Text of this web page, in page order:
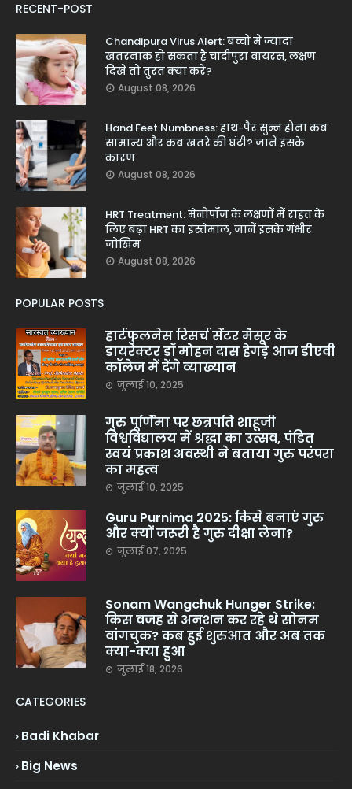
RECENT-POST
Chandipura Virus Alert: बच्चों में ज्यादा
खतरनाक हो सकता है चांदीपुरा वायरस, लक्षण
दिखें तो तुरंत क्या करें?
August 08, 2026
Hand Feet Numbness: हाथ-पैर सुन्न होना कब
सामान्य और कब खतरे की घंटी? जानें इसके
कारण
August 08, 2026
HRT Treatment: मेनोपॉज के लक्षणों में राहत के
लिए बढ़ा HRT का इस्तेमाल, जानें इसके गंभीर
जोखिम
August 08, 2026
POPULAR POSTS
हार्टफुलनेस रिसर्च सेंटर मैसूर के
डायरेक्टर डॉ मोहन दास हेगड़े आज डीएवी
कॉलेज में देंगे व्याख्यान
जुलाई 10, 2025
गुरु पूर्णिमा पर छत्रपति शाहूजी
विश्वविद्यालय में श्रद्धा का उत्सव, पंडित
स्वयं प्रकाश अवस्थी ने बताया गुरु परंपरा
का महत्व
जुलाई 10, 2025
Guru Purnima 2025: किसे बनाएं गुरु
और क्यों जरूरी है गुरु दीक्षा लेना?
जुलाई 07, 2025
Sonam Wangchuk Hunger Strike:
किस वजह से अनशन कर रहे थे सोनम
वांगचुक? कब हुई शुरुआत और अब तक
क्या-क्या हुआ
जुलाई 18, 2026
CATEGORIES
Badi Khabar
Big News